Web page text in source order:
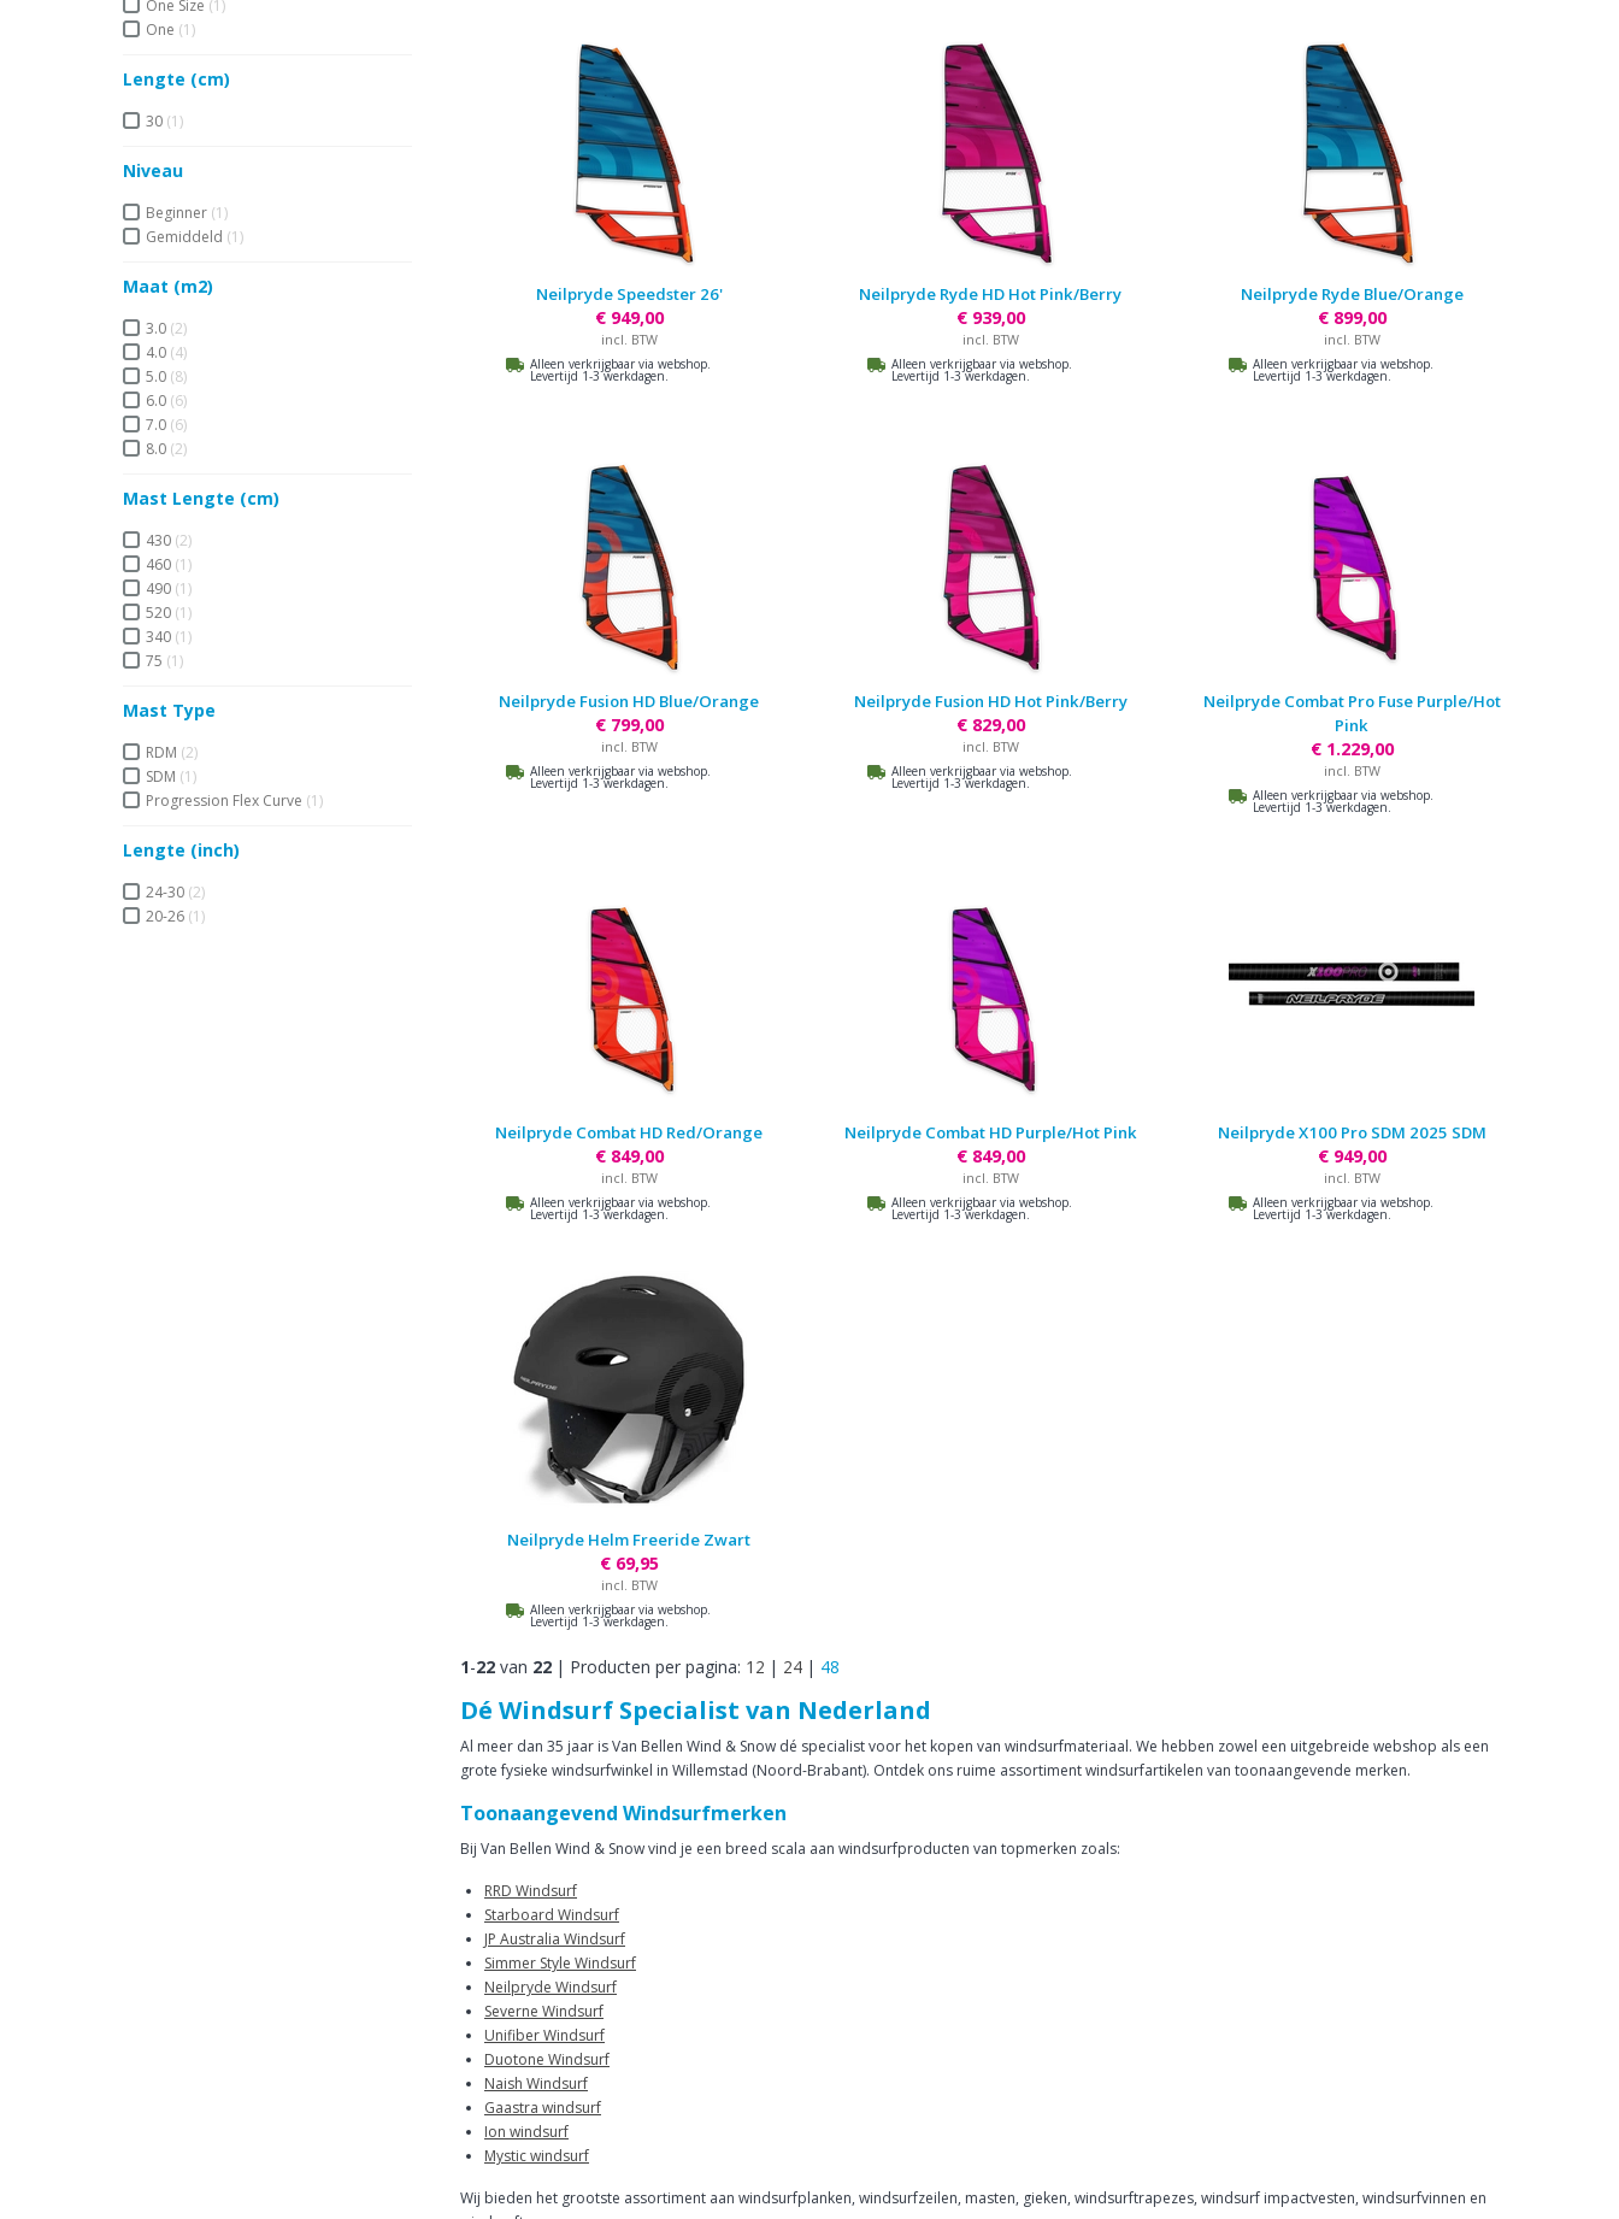
One Size (1)
One (1)
Lengte (cm)
30 (1)
Niveau
Beginner (1)
Gemiddeld (1)
Maat (m2)
3.0 (2)
4.0 (4)
5.0 (8)
6.0 (6)
7.0 (6)
8.0 (2)
Mast Lengte (cm)
430 (2)
460 (1)
490 (1)
520 (1)
340 (1)
75 (1)
Mast Type
RDM (2)
SDM (1)
Progression Flex Curve (1)
Lengte (inch)
24-30 (2)
20-26 (1)
Neilpryde Speedster 26'
€ 949,00
incl. BTW
Alleen verkrijgbaar via webshop.
Levertijd 1-3 werkdagen.
Neilpryde Ryde HD Hot Pink/Berry
€ 939,00
incl. BTW
Alleen verkrijgbaar via webshop.
Levertijd 1-3 werkdagen.
Neilpryde Ryde Blue/Orange
€ 899,00
incl. BTW
Alleen verkrijgbaar via webshop.
Levertijd 1-3 werkdagen.
Neilpryde Fusion HD Blue/Orange
€ 799,00
incl. BTW
Alleen verkrijgbaar via webshop.
Levertijd 1-3 werkdagen.
Neilpryde Fusion HD Hot Pink/Berry
€ 829,00
incl. BTW
Alleen verkrijgbaar via webshop.
Levertijd 1-3 werkdagen.
Neilpryde Combat Pro Fuse Purple/Hot
Pink
€ 1.229,00
incl. BTW
Alleen verkrijgbaar via webshop.
Levertijd 1-3 werkdagen.
Neilpryde Combat HD Red/Orange
€ 849,00
incl. BTW
Alleen verkrijgbaar via webshop.
Levertijd 1-3 werkdagen.
Neilpryde Combat HD Purple/Hot Pink
€ 849,00
incl. BTW
Alleen verkrijgbaar via webshop.
Levertijd 1-3 werkdagen.
Neilpryde X100 Pro SDM 2025 SDM
€ 949,00
incl. BTW
Alleen verkrijgbaar via webshop.
Levertijd 1-3 werkdagen.
Neilpryde Helm Freeride Zwart
€ 69,95
incl. BTW
Alleen verkrijgbaar via webshop.
Levertijd 1-3 werkdagen.
1-22 van 22 | Producten per pagina: 12 | 24 | 48
Dé Windsurf Specialist van Nederland
Al meer dan 35 jaar is Van Bellen Wind & Snow dé specialist voor het kopen van windsurfmateriaal. We hebben zowel een uitgebreide webshop als een
grote fysieke windsurfwinkel in Willemstad (Noord-Brabant). Ontdek ons ruime assortiment windsurfartikelen van toonaangevende merken.
Toonaangevend Windsurfmerken
Bij Van Bellen Wind & Snow vind je een breed scala aan windsurfproducten van topmerken zoals:
RRD Windsurf
Starboard Windsurf
JP Australia Windsurf
Simmer Style Windsurf
Neilpryde Windsurf
Severne Windsurf
Unifiber Windsurf
Duotone Windsurf
Naish Windsurf
Gaastra windsurf
Ion windsurf
Mystic windsurf
Wij bieden het grootste assortiment aan windsurfplanken, windsurfzeilen, masten, gieken, windsurftrapezes, windsurf impactvesten, windsurfvinnen en